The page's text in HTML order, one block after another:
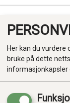
Her kan du vurdere
bruke på dette
informasjonkapsler